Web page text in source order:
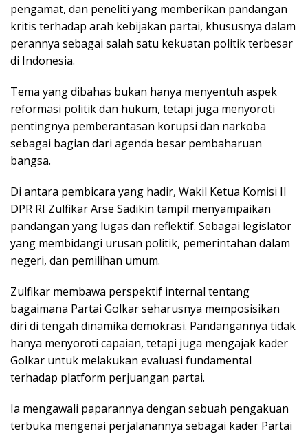
pengamat, dan peneliti yang memberikan pandangan
kritis terhadap arah kebijakan partai, khususnya dalam
perannya sebagai salah satu kekuatan politik terbesar
di Indonesia.
Tema yang dibahas bukan hanya menyentuh aspek
reformasi politik dan hukum, tetapi juga menyoroti
pentingnya pemberantasan korupsi dan narkoba
sebagai bagian dari agenda besar pembaharuan
bangsa.
Di antara pembicara yang hadir, Wakil Ketua Komisi II
DPR RI Zulfikar Arse Sadikin tampil menyampaikan
pandangan yang lugas dan reflektif. Sebagai legislator
yang membidangi urusan politik, pemerintahan dalam
negeri, dan pemilihan umum.
Zulfikar membawa perspektif internal tentang
bagaimana Partai Golkar seharusnya memposisikan
diri di tengah dinamika demokrasi. Pandangannya tidak
hanya menyoroti capaian, tetapi juga mengajak kader
Golkar untuk melakukan evaluasi fundamental
terhadap platform perjuangan partai.
Ia mengawali paparannya dengan sebuah pengakuan
terbuka mengenai perjalanannya sebagai kader Partai